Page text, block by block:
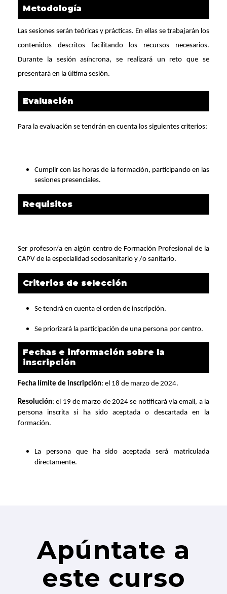
Metodología
Las sesiones serán teóricas y prácticas. En ellas se trabajarán los
contenidos descritos facilitando los recursos necesarios.
Durante la sesión asíncrona, se realizará un reto que se
presentará en la última sesión.
Evaluación
Para la evaluación se tendrán en cuenta los siguientes criterios:
Cumplir con las horas de la formación, participando en las
sesiones presenciales.
Requisitos
Ser profesor/a en algún centro de Formación Profesional de la
CAPV de la especialidad sociosanitario y /o sanitario.
Criterios de selección
Se tendrá en cuenta el orden de inscripción.
Se priorizará la participación de una persona por centro.
Fechas e información sobre la
inscripción
Fecha límite de inscripción: el 18 de marzo de 2024.
Resolución: el 19 de marzo de 2024 se notificará vía email, a la
persona inscrita si ha sido aceptada o descartada en la
formación.
La persona que ha sido aceptada será matriculada
directamente.
Apúntate a
este curso